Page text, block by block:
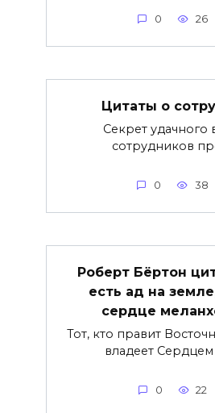
0 26
Цитаты о
Секрет удачного
сотрудников
0 38
Роберт Бёртон
есть ад на
сердце
Тот, кто правит
владеет
0 22